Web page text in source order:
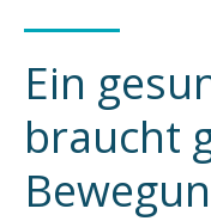
Ein
braucht